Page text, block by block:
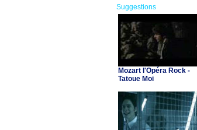
Suggestions
Mozart l'Opéra Rock -
Tatoue Moi